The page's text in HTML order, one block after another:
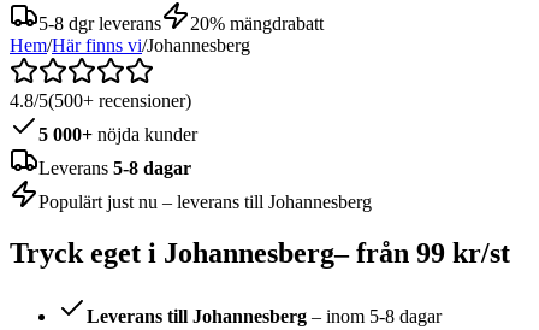
5-8 dgr leverans
20% mängdrabatt
Hem/Här finns vi/Johannesberg
4.8/5(500+ recensioner)
5 000+ nöjda kunder
Leverans 5-8 dagar
Populärt just nu – leverans till Johannesberg
Tryck eget i Johannesberg– från 99 kr/st
Leverans till Johannesberg – inom 5-8 dagar